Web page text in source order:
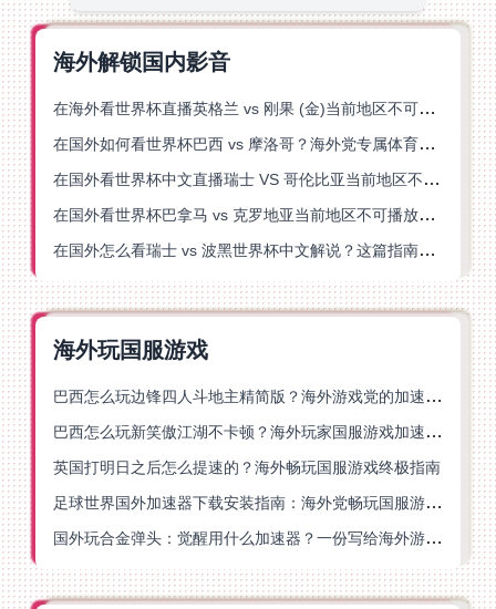
海外解锁国内影音
在海外看世界杯直播英格兰 vs 刚果 (金)当前地区不可播放？这篇指南帮你突破所有限制
在国外如何看世界杯巴西 vs 摩洛哥？海外党专属体育观赛指南来了
在国外看世界杯中文直播瑞士 VS 哥伦比亚当前地区不可播放？这篇指南帮你搞定
在国外看世界杯巴拿马 vs 克罗地亚当前地区不可播放？这篇指南帮你轻松解决海外体育直播难题
在国外怎么看瑞士 vs 波黑世界杯中文解说？这篇指南帮你搞定所有地区限制问题
海外玩国服游戏
巴西怎么玩边锋四人斗地主精简版？海外游戏党的加速器终极选择
巴西怎么玩新笑傲江湖不卡顿？海外玩家国服游戏加速终极指南（附猫和老鼠一梦江湖实测）
英国打明日之后怎么提速的？海外畅玩国服游戏终极指南
足球世界国外加速器下载安装指南：海外党畅玩国服游戏的终极解决方案
国外玩合金弹头：觉醒用什么加速器？一份写给海外游子的畅玩指南